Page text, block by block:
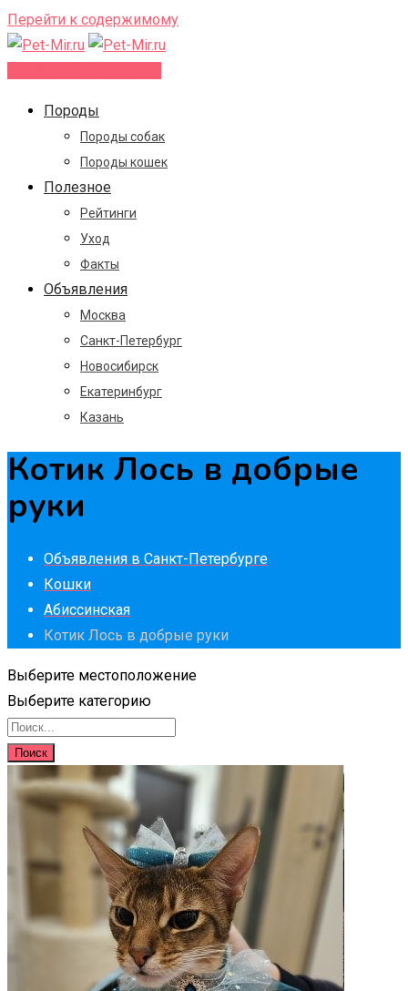
Перейти к содержимому
Породы
Породы собак
Породы кошек
Полезное
Рейтинги
Уход
Факты
Объявления
Москва
Санкт-Петербург
Новосибирск
Екатеринбург
Казань
Котик Лось в добрые
руки
Объявления в Санкт-Петербурге
Кошки
Абиссинская
Котик Лось в добрые руки
Выберите местоположение
Выберите категорию
Поиск